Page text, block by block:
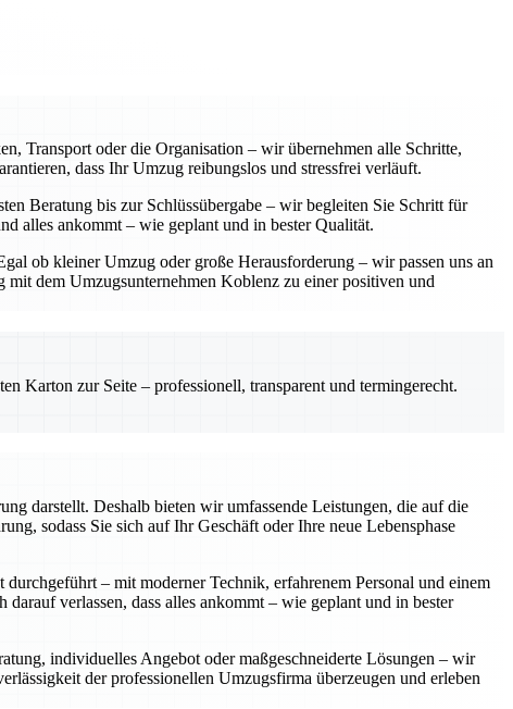
Transport oder die Organisation – wir übernehmen alle Schritte,
dass Ihr Umzug reibungslos und stressfrei verläuft.
Beratung bis zur Schlüssübergabe – wir begleiten Sie Schritt für
alles ankommt – wie geplant und in bester Qualität.
ob kleiner Umzug oder große Herausforderung – wir passen uns an
mit dem Umzugsunternehmen Koblenz zu einer positiven und
Karton zur Seite – professionell, transparent und termingerecht.
darstellt. Deshalb bieten wir umfassende Leistungen, die auf die
sodass Sie sich auf Ihr Geschäft oder Ihre neue Lebensphase
– mit moderner Technik, erfahrenem Personal und einem
verlassen, dass alles ankommt – wie geplant und in bester
individuelles Angebot oder maßgeschneiderte Lösungen – wir
der professionellen Umzugsfirma überzeugen und erleben